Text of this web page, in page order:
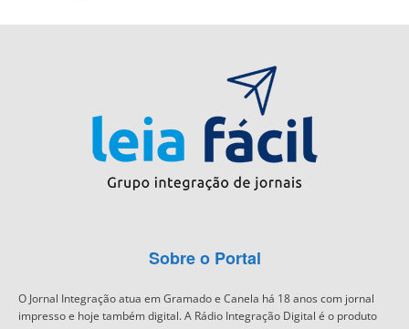
Sobre o Portal
O Jornal Integração atua em Gramado e Canela há 18 anos com jornal
impresso e hoje também digital. A Rádio Integração Digital é o produto